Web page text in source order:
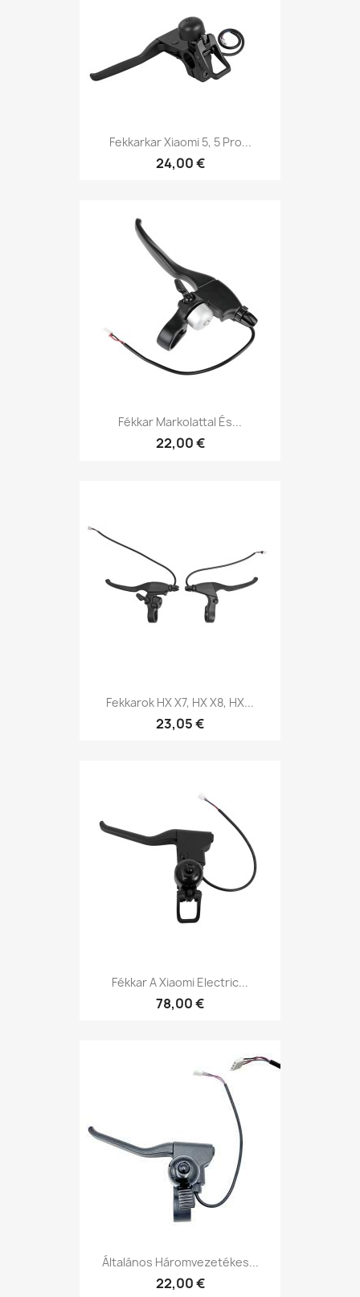
Fekkarkar Xiaomi 5, 5 Pro...
24,00 €
Fékkar Markolattal És...
22,00 €
Fekkarok HX X7, HX X8, HX...
23,05 €
Fékkar A Xiaomi Electric...
78,00 €
Általános Háromvezetékes...
22,00 €